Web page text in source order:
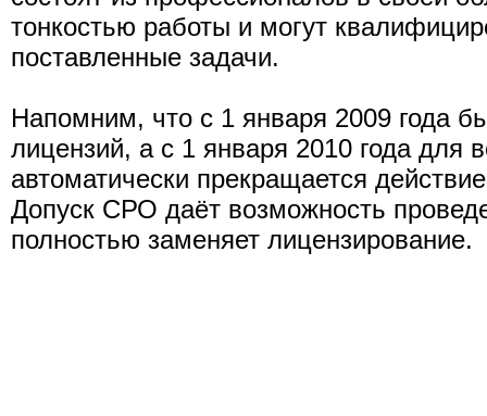
тонкостью работы и могут
поставленные задачи.
Напомним, что с 1 января 2009 года
лицензий, а с 1 января 2010 года
автоматически прекращается
Допуск СРО даёт возможность
полностью заменяет лицензирование.